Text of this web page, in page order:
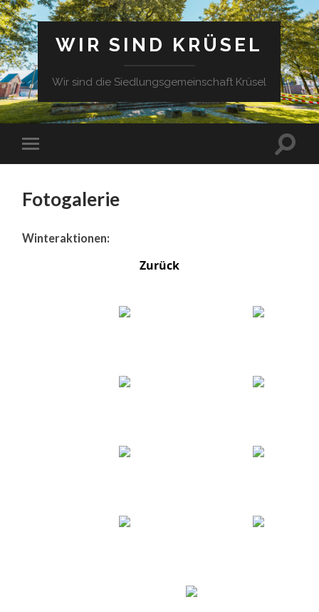
WIR SIND KRÜSEL
Wir sind die Siedlungsgemeinschaft Krüsel
Fotogalerie
Winteraktionen:
Zurück